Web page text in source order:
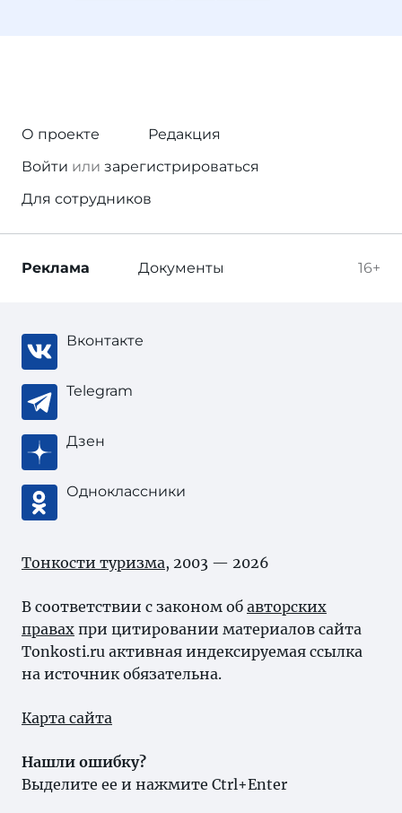
О проекте
Редакция
Войти или зарегистрироваться
Для сотрудников
16+
Реклама Документы
Вконтакте
Telegram
Дзен
Одноклассники
Тонкости туризма, 2003 — 2026
В соответствии с законом об авторских
правах при цитировании материалов сайта
Tonkosti.ru активная индексируемая ссылка
на источник обязательна.
Карта сайта
Нашли ошибку?
Выделите ее и нажмите Ctrl+Enter